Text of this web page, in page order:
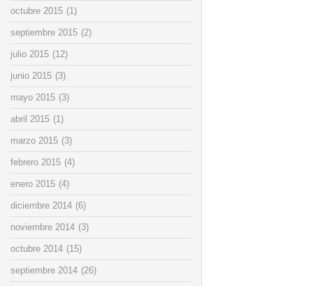
octubre 2015 (1)
septiembre 2015 (2)
julio 2015 (12)
junio 2015 (3)
mayo 2015 (3)
abril 2015 (1)
marzo 2015 (3)
febrero 2015 (4)
enero 2015 (4)
diciembre 2014 (6)
noviembre 2014 (3)
octubre 2014 (15)
septiembre 2014 (26)